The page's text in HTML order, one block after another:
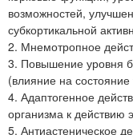
возможностей,
субкортикальной
2. Мнемотропное
3. Повышение уровня
(влияние на
4. Адаптогенное
организма к действию
5. Антиастеническое